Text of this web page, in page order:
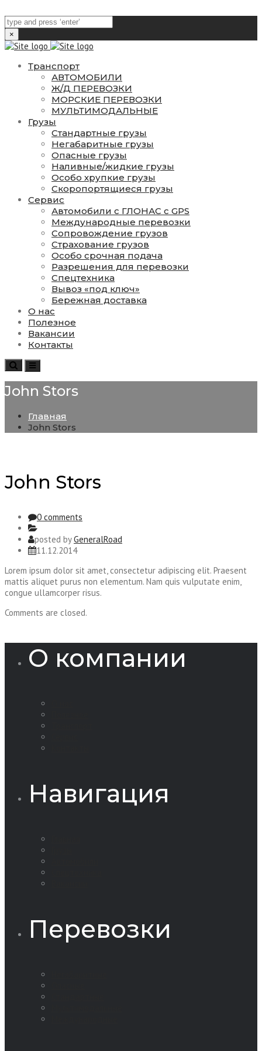
×
Транспорт
АВТОМОБИЛИ
Ж/Д ПЕРЕВОЗКИ
МОРСКИЕ ПЕРЕВОЗКИ
МУЛЬТИМОДАЛЬНЫЕ
Грузы
Стандартные грузы
Негабаритные грузы
Опасные грузы
Наливные/жидкие грузы
Особо хрупкие грузы
Скоропортящиеся грузы
Сервис
Автомобили с ГЛОНАС с GPS
Международные перевозки
Сопровождение грузов
Страхование грузов
Особо срочная подача
Разрешения для перевозки
Спецтехника
Вывоз «под ключ»
Бережная доставка
О нас
Полезное
Вакансии
Контакты
SearchToggle
navigation
John Stors
Главная
John Stors
John Stors
0 comments
posted byGeneralRoad
11.12.2014
Lorem ipsum dolor sit amet, consectetur adipiscing elit. Praesent
mattis aliquet purus non elementum. Nam quis vulputate enim,
congue ullamcorper risus.
Comments are closed.
О компании
Навигация
Перевозки